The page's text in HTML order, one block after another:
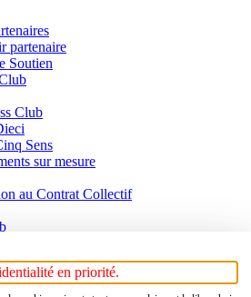
partenaire
Soutien
Club
Sens
sur mesure
au Contrat Collectif
en priorité.